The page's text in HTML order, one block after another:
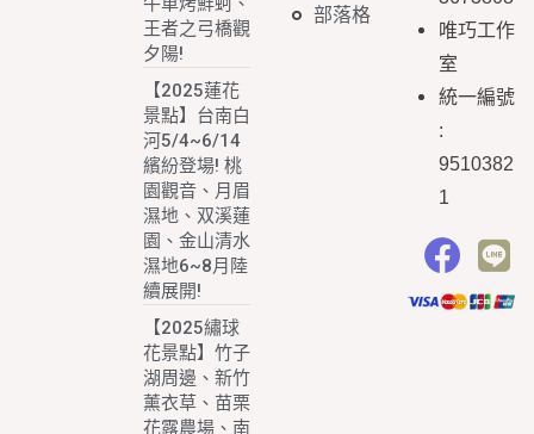
王者之弓橋觀
夕陽!
【2025蓮花
景點】台南白
河5/4~6/14
繽紛登場! 桃
園觀音、月眉
濕地、双溪蓮
園、金山清水
濕地6~8月陸
續展開!
【2025繡球
花景點】竹子
湖周邊、新竹
薰衣草、苗栗
花露農場、南
部落格
唯巧工作
室
統一編號
:
9510382
1